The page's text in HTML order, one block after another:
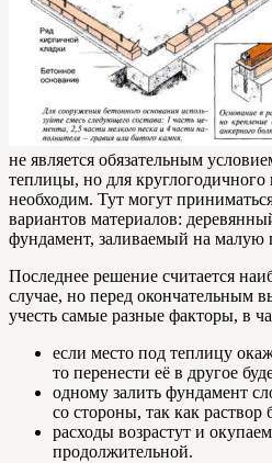
не является обязательным
теплицы, но для круглогодичного
необходим. Тут могут
вариантов материалов:
фундамент, заливаемый на малую
Последнее решение считается
случае, но перед окончательным
учесть самые разные факторы, в
если место под теплицу
то перенести её в другое
одному залить фундамент
со стороны, так как раствор
расходы возрастут и
продолжительной.